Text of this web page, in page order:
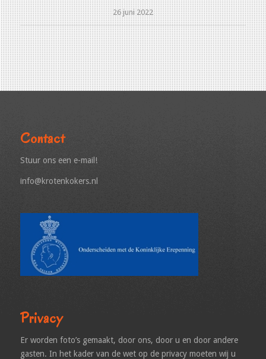
26 juni 2022
Contact
Stuur ons een e-mail!
info@krotenkokers.nl
Privacy
Er worden foto’s gemaakt, door ons, door u en door andere
gasten. In het kader van de wet op de privacy moeten wij u